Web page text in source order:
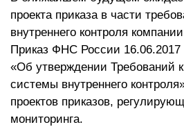
проекта приказа в части
внутреннего контроля
Приказ ФНС России
«Об утверждении Требований
системы внутреннего
проектов приказов,
мониторинга.